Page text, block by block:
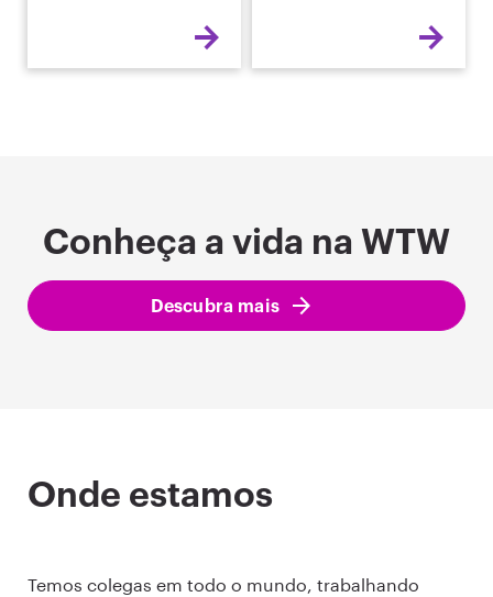
Conheça a vida na WTW
Descubra mais
Onde estamos
Temos colegas em todo o mundo, trabalhando